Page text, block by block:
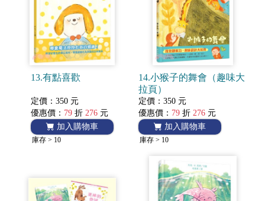
13.有點喜歡
定價：350 元
優惠價： 79 折 276 元
加入購物車
庫存 > 10
14.小猴子的舞會（趣味大
拉頁）
定價：350 元
優惠價： 79 折 276 元
加入購物車
庫存 > 10